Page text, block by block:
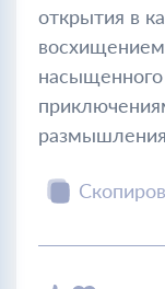
открытия в